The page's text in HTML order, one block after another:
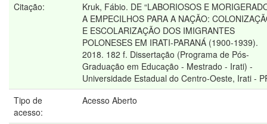
Citação:
Kruk, Fábio. DE “LABORIOSOS E
A EMPECILHOS PARA A NAÇÃO:
E ESCOLARIZAÇÃO DOS IMIGRANTES
POLONESES EM IRATI-PARANÁ (1900-1939).
2018. 182 f. Dissertação (Programa de Pós-
Graduação em Educação - Mestrado - Irati) -
Universidade Estadual do Centro-Oeste, Irati -
Tipo de
acesso:
Acesso Aberto